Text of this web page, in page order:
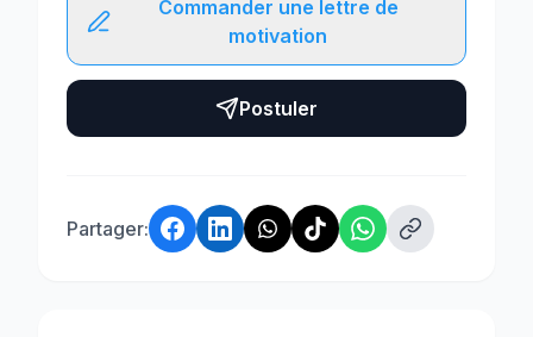
Commander une lettre de
motivation
Postuler
Partager: